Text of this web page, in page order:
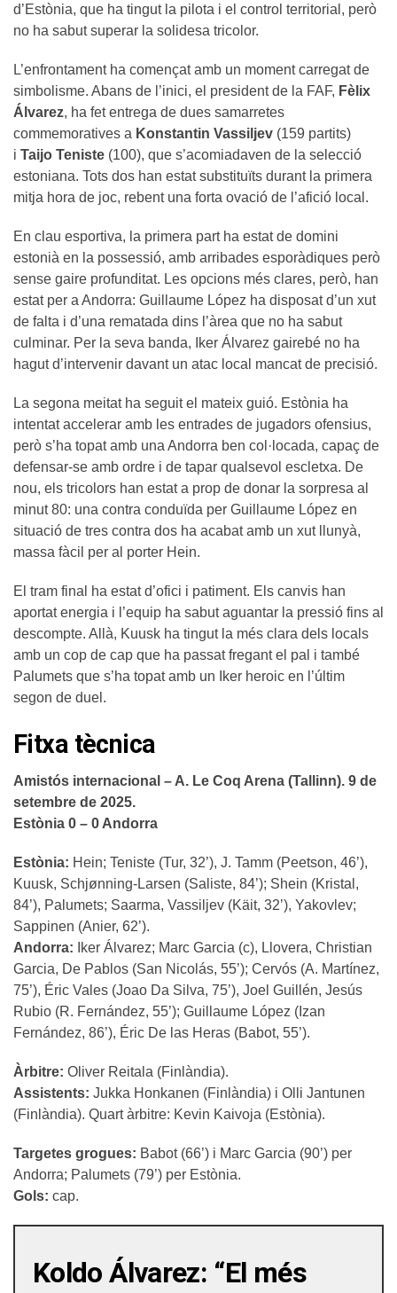
d’Estònia, que ha tingut la pilota i el control territorial, però
no ha sabut superar la solidesa tricolor.
L’enfrontament ha començat amb un moment carregat de
simbolisme. Abans de l’inici, el president de la FAF, Fèlix
Álvarez, ha fet entrega de dues samarretes
commemoratives a Konstantin Vassiljev (159 partits)
i Taijo Teniste (100), que s’acomiadaven de la selecció
estoniana. Tots dos han estat substituïts durant la primera
mitja hora de joc, rebent una forta ovació de l’afició local.
En clau esportiva, la primera part ha estat de domini
estonià en la possessió, amb arribades esporàdiques però
sense gaire profunditat. Les opcions més clares, però, han
estat per a Andorra: Guillaume López ha disposat d’un xut
de falta i d’una rematada dins l’àrea que no ha sabut
culminar. Per la seva banda, Iker Álvarez gairebé no ha
hagut d’intervenir davant un atac local mancat de precisió.
La segona meitat ha seguit el mateix guió. Estònia ha
intentat accelerar amb les entrades de jugadors ofensius,
però s’ha topat amb una Andorra ben col·locada, capaç de
defensar-se amb ordre i de tapar qualsevol escletxa. De
nou, els tricolors han estat a prop de donar la sorpresa al
minut 80: una contra conduïda per Guillaume López en
situació de tres contra dos ha acabat amb un xut llunyà,
massa fàcil per al porter Hein.
El tram final ha estat d’ofici i patiment. Els canvis han
aportat energia i l’equip ha sabut aguantar la pressió fins al
descompte. Allà, Kuusk ha tingut la més clara dels locals
amb un cop de cap que ha passat fregant el pal i també
Palumets que s’ha topat amb un Iker heroic en l’últim
segon de duel.
Fitxa tècnica
Amistós internacional – A. Le Coq Arena (Tallinn). 9 de
setembre de 2025.
Estònia 0 – 0 Andorra
Estònia: Hein; Teniste (Tur, 32’), J. Tamm (Peetson, 46’),
Kuusk, Schjønning-Larsen (Saliste, 84’); Shein (Kristal,
84’), Palumets; Saarma, Vassiljev (Käit, 32’), Yakovlev;
Sappinen (Anier, 62’).
Andorra: Iker Álvarez; Marc Garcia (c), Llovera, Christian
Garcia, De Pablos (San Nicolás, 55’); Cervós (A. Martínez,
75’), Éric Vales (Joao Da Silva, 75’), Joel Guillén, Jesús
Rubio (R. Fernández, 55’); Guillaume López (Izan
Fernández, 86’), Éric De las Heras (Babot, 55’).
Àrbitre: Oliver Reitala (Finlàndia).
Assistents: Jukka Honkanen (Finlàndia) i Olli Jantunen
(Finlàndia). Quart àrbitre: Kevin Kaivoja (Estònia).
Targetes grogues: Babot (66’) i Marc Garcia (90’) per
Andorra; Palumets (79’) per Estònia.
Gols: cap.
Koldo Álvarez: “El més